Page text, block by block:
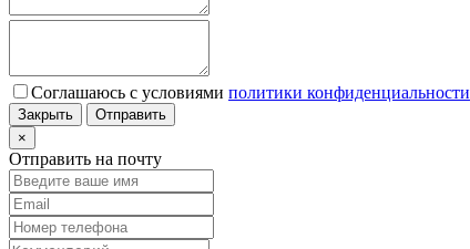
Соглашаюсь с условиями политики конфиденциальности
Закрыть
Отправить
×
Отправить на почту